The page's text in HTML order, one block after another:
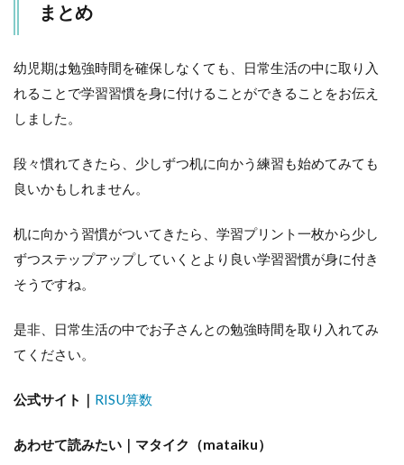
まとめ
幼児期は勉強時間を確保しなくても、日常生活の中に取り入
れることで学習習慣を身に付けることができることをお伝え
しました。
段々慣れてきたら、少しずつ机に向かう練習も始めてみても
良いかもしれません。
机に向かう習慣がついてきたら、学習プリント一枚から少し
ずつステップアップしていくとより良い学習習慣が身に付き
そうですね。
是非、日常生活の中でお子さんとの勉強時間を取り入れてみ
てください。
公式サイト｜ RISU算数
あわせて読みたい｜マタイク（mataiku）